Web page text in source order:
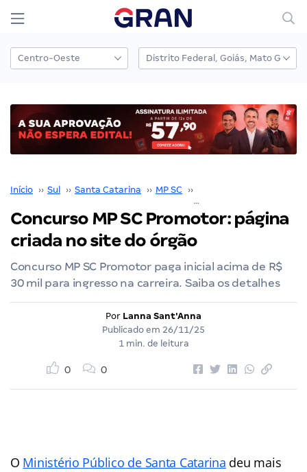
Início ›› Sul ›› Santa Catarina ›› MP SC ››
Concurso MP SC Promotor: página
criada no site do órgão
Concurso MP SC Promotor paga inicial acima de R$
30 mil para ingresso na carreira. Saiba os detalhes
Por Lanna Sant'Anna
Publicado em 26/11/25
1 min. de leitura
0 0
O Ministério Público de Santa Catarina deu mais